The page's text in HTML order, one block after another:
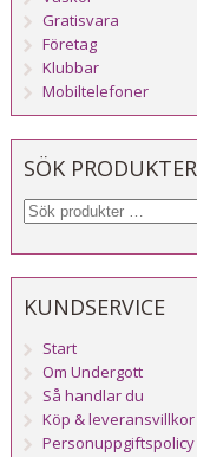
Gratisvara
Företag
Klubbar
Mobiltelefoner
SÖK PRODUKTER
KUNDSERVICE
Start
Om Undergott
Så handlar du
Köp & leveransvillkor
Personuppgiftspolicy